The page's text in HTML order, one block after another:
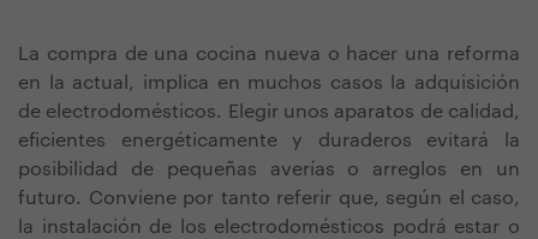
La compra de una cocina nueva o hacer una reforma
en la actual, implica en muchos casos la adquisición
de electrodomésticos. Elegir unos aparatos de calidad,
eficientes energéticamente y duraderos evitará la
posibilidad de pequeñas averías o arreglos en un
futuro. Conviene por tanto referir que, según el caso,
la instalación de los electrodomésticos podrá estar o